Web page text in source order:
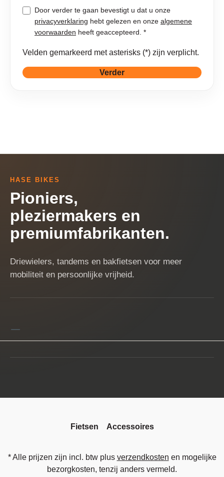
Door verder te gaan bevestigt u dat u onze
privacyverklaring hebt gelezen en onze algemene
voorwaarden
heeft geaccepteerd. *
Velden gemarkeerd met asterisks (*) zijn verplicht.
Verder
HASE BIKES
Pioniers,
pleziermakers en
premiumfabrikanten.
Driewielers, tandems en bakfietsen voor meer
mobiliteit en persoonlijke vrijheid.
Fietsen Accessoires
* Alle prijzen zijn incl. btw plus verzendkosten en mogelijke
bezorgkosten, tenzij anders vermeld.